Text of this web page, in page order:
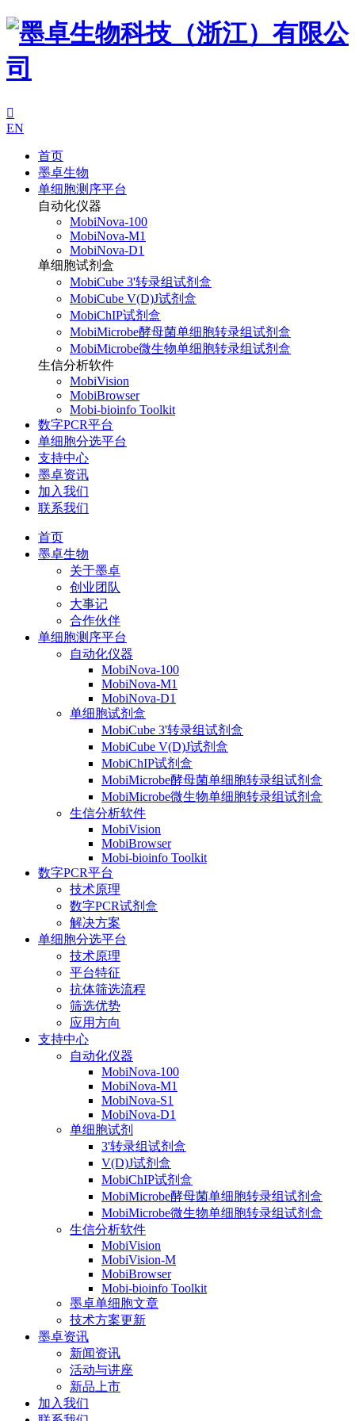

EN
首页
墨卓生物
单细胞测序平台
自动化仪器
MobiNova-100
MobiNova-M1
MobiNova-D1
单细胞试剂盒
MobiCube 3'转录组试剂盒
MobiCube V(D)J试剂盒
MobiChIP试剂盒
MobiMicrobe酵母菌单细胞转录组试剂盒
MobiMicrobe微生物单细胞转录组试剂盒
生信分析软件
MobiVision
MobiBrowser
Mobi-bioinfo Toolkit
数字PCR平台
单细胞分选平台
支持中心
墨卓资讯
加入我们
联系我们
首页
墨卓生物
关于墨卓
创业团队
大事记
合作伙伴
单细胞测序平台
自动化仪器
MobiNova-100
MobiNova-M1
MobiNova-D1
单细胞试剂盒
MobiCube 3'转录组试剂盒
MobiCube V(D)J试剂盒
MobiChIP试剂盒
MobiMicrobe酵母菌单细胞转录组试剂盒
MobiMicrobe微生物单细胞转录组试剂盒
生信分析软件
MobiVision
MobiBrowser
Mobi-bioinfo Toolkit
数字PCR平台
技术原理
数字PCR试剂盒
解决方案
单细胞分选平台
技术原理
平台特征
抗体筛选流程
筛选优势
应用方向
支持中心
自动化仪器
MobiNova-100
MobiNova-M1
MobiNova-S1
MobiNova-D1
单细胞试剂
3'转录组试剂盒
V(D)J试剂盒
MobiChIP试剂盒
MobiMicrobe酵母菌单细胞转录组试剂盒
MobiMicrobe微生物单细胞转录组试剂盒
生信分析软件
MobiVision
MobiVision-M
MobiBrowser
Mobi-bioinfo Toolkit
墨卓单细胞文章
技术方案更新
墨卓资讯
新闻资讯
活动与讲座
新品上市
加入我们